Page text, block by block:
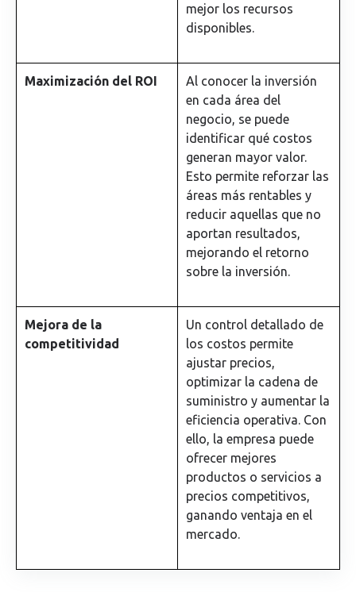
mejor los recursos
disponibles.
Maximización del ROI
Al conocer la inversión
en cada área del
negocio, se puede
identificar qué costos
generan mayor valor.
Esto permite reforzar las
áreas más rentables y
reducir aquellas que no
aportan resultados,
mejorando el retorno
sobre la inversión.
Mejora de la
competitividad
Un control detallado de
los costos permite
ajustar precios,
optimizar la cadena de
suministro y aumentar la
eficiencia operativa. Con
ello, la empresa puede
ofrecer mejores
productos o servicios a
precios competitivos,
ganando ventaja en el
mercado.